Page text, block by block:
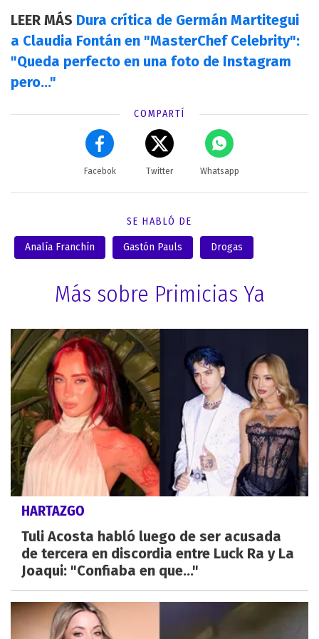
LEER MÁS Dura crítica de Germán Martitegui
a Claudia Fontán en "MasterChef Celebrity":
"Queda perfecto en una foto de Instagram
pero..."
COMPARTÍ
Facebok Twitter Whatsapp
SE HABLÓ DE
Analía Franchín Gastón Pauls Drogas
Más sobre Primicias Ya
HARTAZGO
Tuli Acosta habló luego de ser acusada
de tercera en discordia entre Luck Ra y La
Joaqui: "Confiaba en que..."